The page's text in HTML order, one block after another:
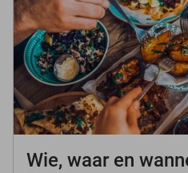
Wie, waar en